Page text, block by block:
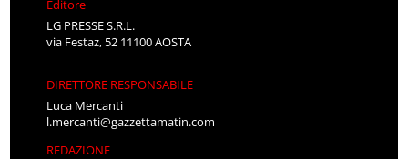
Editore
LG PRESSE S.R.L.
via Festaz, 52 11100 AOSTA
DIRETTORE RESPONSABILE
Luca Mercanti
l.mercanti@gazzettamatin.com
REDAZIONE